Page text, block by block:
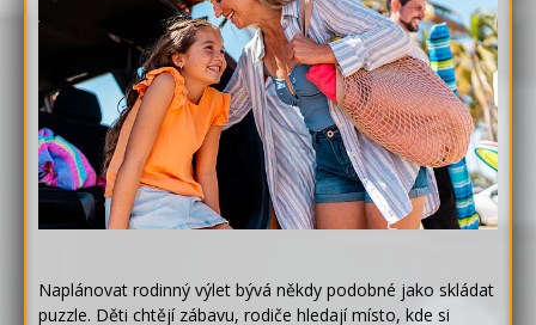
Naplánovat rodinný výlet bývá někdy podobné jako skládat
puzzle. Děti chtějí zábavu, rodiče hledají místo, kde si